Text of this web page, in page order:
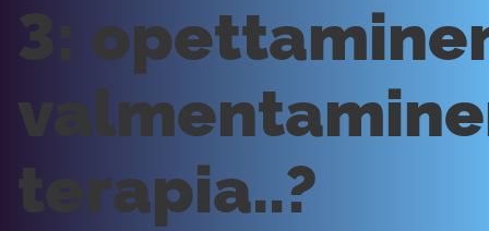
3:
terapia..?